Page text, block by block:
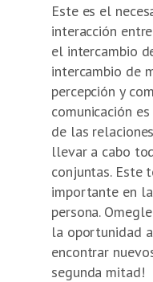
Este es el
interacción
el intercambio
intercambio de
percepción y
comunicación
de las
llevar a cabo
conjuntas. Este
importante en
persona.
la oportunidad
encontrar
segunda mitad!